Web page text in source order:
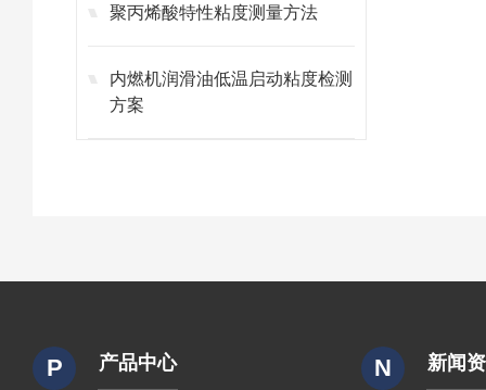
聚丙烯酸特性粘度测量方法
内燃机润滑油低温启动粘度检测
方案
P 产品中心 N 新闻